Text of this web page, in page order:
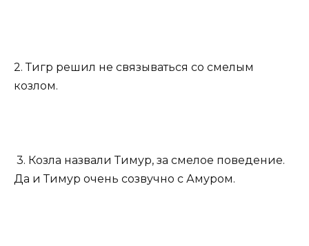
2. Тигр решил не связываться со смелым
козлом.
3. Козла назвали Тимур, за смелое поведение.
Да и Тимур очень созвучно с Амуром.